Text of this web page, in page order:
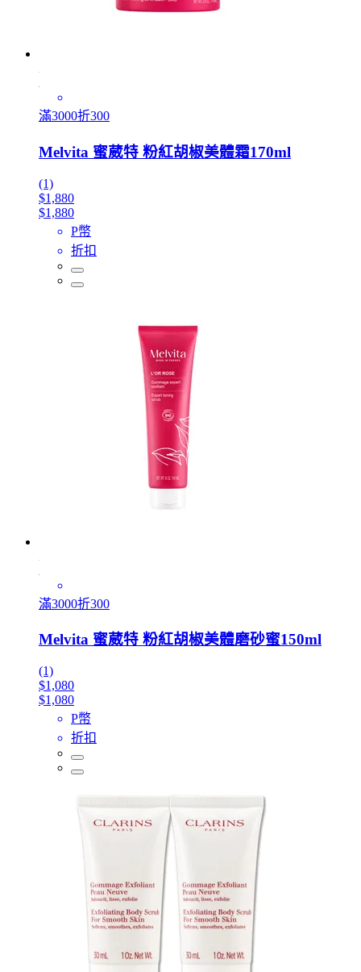
滿3000折300
Melvita 蜜葳特 粉紅胡椒美體霜170ml
(1)
$1,880
$1,880
P幣
折扣
滿3000折300
Melvita 蜜葳特 粉紅胡椒美體磨砂蜜150ml
(1)
$1,080
$1,080
P幣
折扣